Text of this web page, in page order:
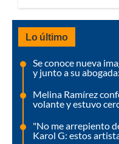
Lo último
Se conoce nueva
y junto a su
Melina Ramírez
volante y estuvo
"No me arrepiento
Karol G: estos